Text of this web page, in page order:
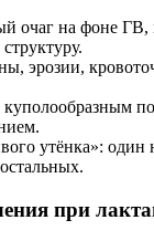
очаг на фоне ГВ,
эрозии,
утёнка»: один
при